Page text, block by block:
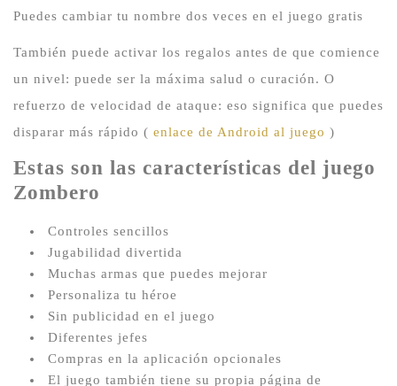
Puedes cambiar tu nombre dos veces en el juego gratis
También puede activar los regalos antes de que comience
un nivel: puede ser la máxima salud o curación. O
refuerzo de velocidad de ataque: eso significa que puedes
disparar más rápido ( enlace de Android al juego )
Estas son las características del juego
Zombero
Controles sencillos
Jugabilidad divertida
Muchas armas que puedes mejorar
Personaliza tu héroe
Sin publicidad en el juego
Diferentes jefes
Compras en la aplicación opcionales
El juego también tiene su propia página de